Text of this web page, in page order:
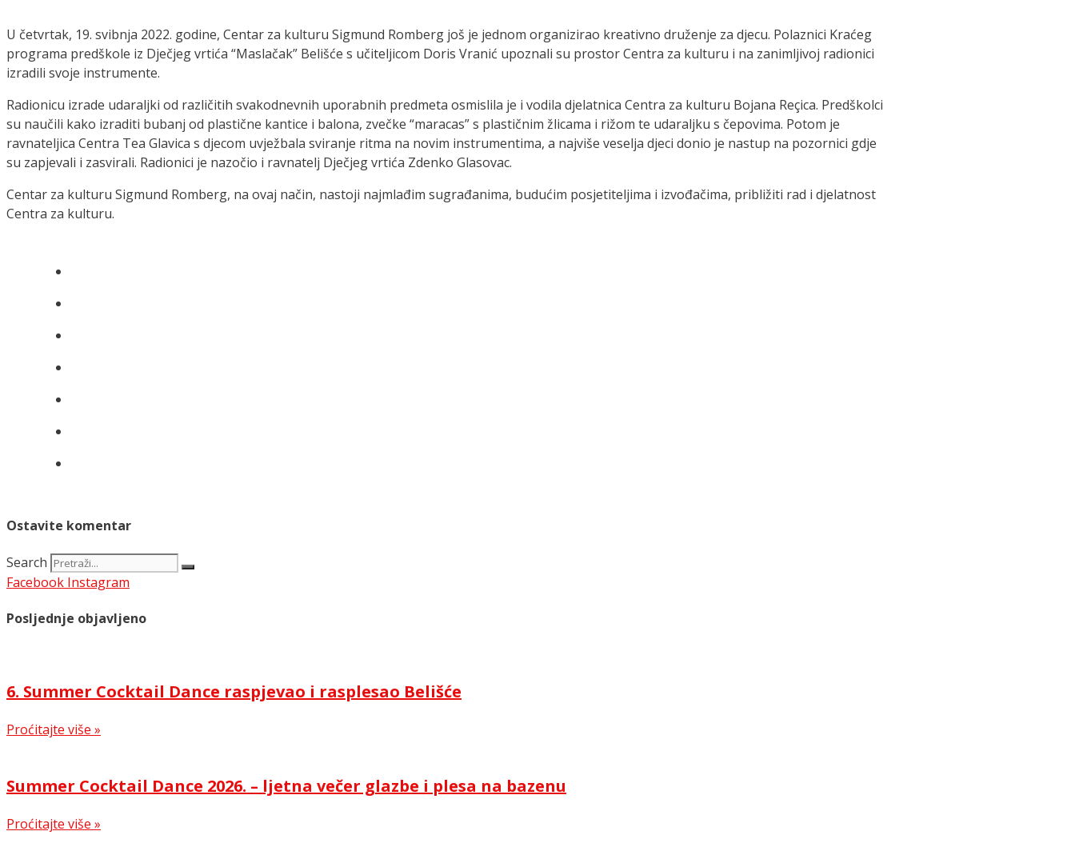
U četvrtak, 19. svibnja 2022. godine, Centar za kulturu Sigmund Romberg još je jednom organizirao kreativno druženje za djecu. Polaznici Kraćeg
programa predškole iz Dječjeg vrtića “Maslačak” Belišće s učiteljicom Doris Vranić upoznali su prostor Centra za kulturu i na zanimljivoj radionici
izradili svoje instrumente.
Radionicu izrade udaraljki od različitih svakodnevnih uporabnih predmeta osmislila je i vodila djelatnica Centra za kulturu Bojana Reçica. Predškolci
su naučili kako izraditi bubanj od plastične kantice i balona, zvečke “maracas” s plastičnim žlicama i rižom te udaraljku s čepovima. Potom je
ravnateljica Centra Tea Glavica s djecom uvježbala sviranje ritma na novim instrumentima, a najviše veselja djeci donio je nastup na pozornici gdje
su zapjevali i zasvirali. Radionici je nazočio i ravnatelj Dječjeg vrtića Zdenko Glasovac.
Centar za kulturu Sigmund Romberg, na ovaj način, nastoji najmlađim sugrađanima, budućim posjetiteljima i izvođačima, približiti rad i djelatnost
Centra za kulturu.
Ostavite komentar
Search
Facebook Instagram
Posljednje objavljeno
6. Summer Cocktail Dance raspjevao i rasplesao Belišće
Proćitajte više »
Summer Cocktail Dance 2026. – ljetna večer glazbe i plesa na bazenu
Proćitajte više »